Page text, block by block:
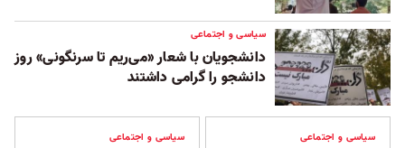
سیاسی و اجتماعی
دانشجویان با شعار «می‌ریم تا سرنگونی» روز
دانشجو را گرامی داشتند
سیاسی و اجتماعی سیاسی و اجتماعی